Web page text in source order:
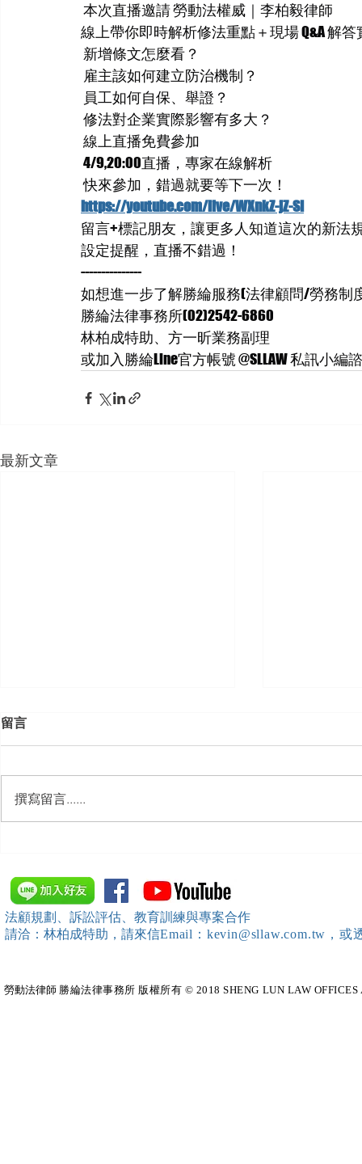
本次直播邀請 勞動法權威｜李柏毅律師
線上帶你即時解析修法重點＋現場 Q&A 解
新增條文怎麼看？
雇主該如何建立防治機制？
員工如何自保、舉證？
修法對企業實際影響有多大？
線上直播免費參加
4/9,20:00直播，專家在線解析
快來參加，錯過就要等下一次！
https://youtube.com/live/WXnkZ-jZ-SI
留言+標記朋友，讓更多人知道這次的新法
設定提醒，直播不錯過！
---------------
如想進一步了解勝綸服務(法律顧問/勞務
勝綸法律事務所(02)2542-6860
林柏成特助、方一昕業務副理
或加入勝綸Line官方帳號 @SLLAW 私訊小編
最新文章
中、南等地辦理（職場霸凌防
治教育訓練）課程 邀請本所律
師團隊擔任講師，課程圓滿完
成~*
留言
撰寫留言......
法顧規劃、訴訟評估、教育訓練與專案合作
請洽：林柏成特助 ，請來信Email：kevin@sllaw.com.tw，
勞動法律師​ 勝綸法律事務所 版權所有 © 2018 SHENG LUN LAW